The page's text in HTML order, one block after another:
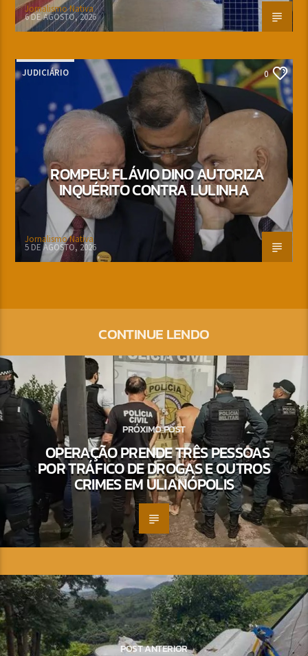
Jornalismo Nativa
6 DE AGOSTO, 2026
JUDICIÁRIO 0
ROMPEU: FLÁVIO DINO AUTORIZA
INQUÉRITO CONTRA LULINHA
Jornalismo Nativa
5 DE AGOSTO, 2026
CONTINUE LENDO
PRÓXIMO POST
OPERAÇÃO PRENDE TRÊS PESSOAS
POR TRÁFICO DE DROGAS E OUTROS
CRIMES EM ULIANÓPOLIS
POST ANTERIOR